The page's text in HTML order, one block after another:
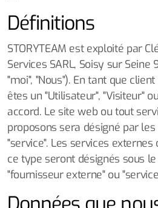
Définitions
STORYTEAM est exploité par
Services SARL, Soisy sur Seine
"moi", "Nous"). En tant que
êtes un "Utilisateur", "Visiteur"
accord. Le site web ou tout
proposons sera désigné par
"service". Les services
ce type seront désignés sous
"fournisseur externe" ou